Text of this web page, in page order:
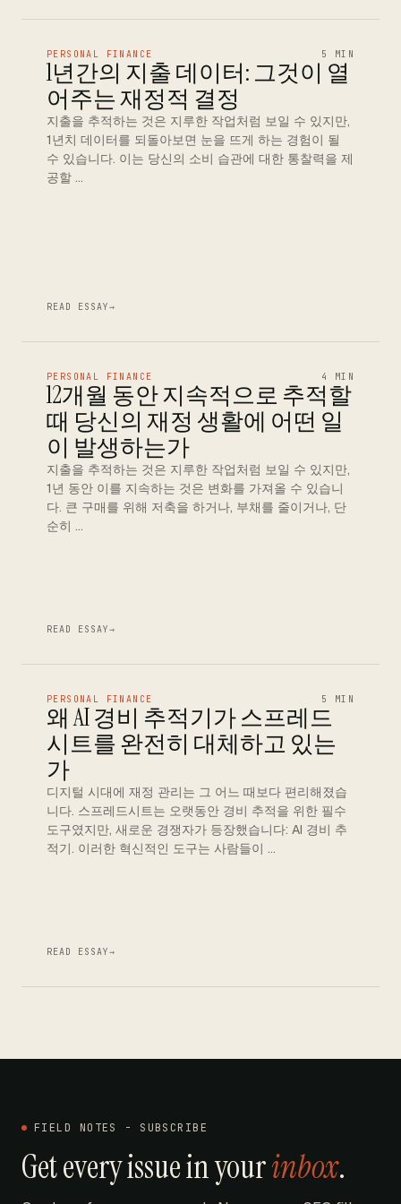
PERSONAL FINANCE 5 MIN
1년간의 지출 데이터: 그것이 열
어주는 재정적 결정
지출을 추적하는 것은 지루한 작업처럼 보일 수 있지만,
1년치 데이터를 되돌아보면 눈을 뜨게 하는 경험이 될
수 있습니다. 이는 당신의 소비 습관에 대한 통찰력을 제
공할 …
READ ESSAY→
PERSONAL FINANCE 4 MIN
12개월 동안 지속적으로 추적할
때 당신의 재정 생활에 어떤 일
이 발생하는가
지출을 추적하는 것은 지루한 작업처럼 보일 수 있지만,
1년 동안 이를 지속하는 것은 변화를 가져올 수 있습니
다. 큰 구매를 위해 저축을 하거나, 부채를 줄이거나, 단
순히 …
READ ESSAY→
PERSONAL FINANCE 5 MIN
왜 AI 경비 추적기가 스프레드
시트를 완전히 대체하고 있는
가
디지털 시대에 재정 관리는 그 어느 때보다 편리해졌습
니다. 스프레드시트는 오랫동안 경비 추적을 위한 필수
도구였지만, 새로운 경쟁자가 등장했습니다: AI 경비 추
적기. 이러한 혁신적인 도구는 사람들이 …
READ ESSAY→
FIELD NOTES - SUBSCRIBE
Get every issue in yourinbox.